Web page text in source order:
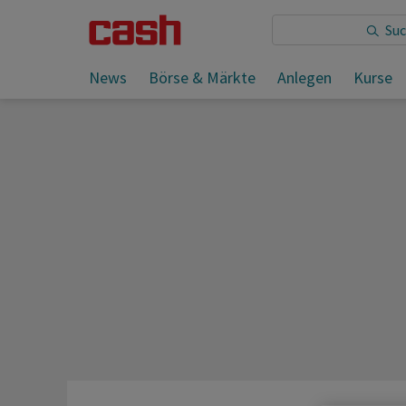
News Börse & Märkte Anlegen Kurse
Sie lesen: